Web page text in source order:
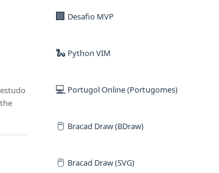
🏢 Desafio MVP
🐍 Python VIM
💻 Portugol Online (Portugomes)
🖱️ Bracad Draw (BDraw)
🖱️ Bracad Draw (SVG)